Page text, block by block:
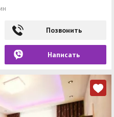
Позвонить
Написать